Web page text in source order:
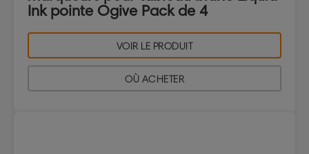
Ink pointe Ogive Pack de 4
VOIR LE PRODUIT
OÙ ACHETER